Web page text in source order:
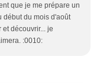
que je me prépare un
début du mois d'août
découvrir... je
:0010: